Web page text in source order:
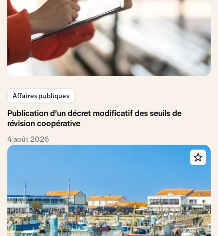
Affaires publiques
Publication d’un décret modificatif des seuils de
révision coopérative
4 août 2026